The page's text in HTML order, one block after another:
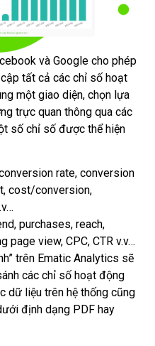
và Google cho phép
tất cả các chỉ số hoạt
một giao diện, chọn lựa
trực quan thông qua các
số chỉ số được thể hiện
rate, conversion
cost/conversion,
purchases, reach,
page view, CPC, CTR v.v…
trên Ematic Analytics sẽ
các chỉ số hoạt động
dữ liệu trên hệ thống cũng
định dạng PDF hay